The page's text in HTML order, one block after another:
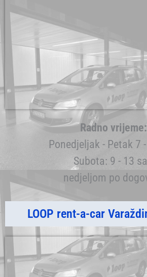
Radno vrijeme:
Ponedjeljak - Petak 7
Subota: 9 - 13
nedjeljom po
LOOP rent-a-car